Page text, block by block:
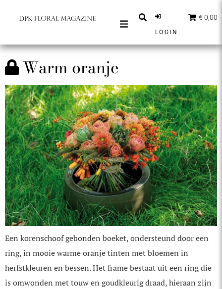
PARTNERS
SHOP
NEDERLANDS
ABONNEER
LOGIN
€ 0,00
Warm oranje
Een korenschoof gebonden boeket, ondersteund door een
ring, in mooie warme oranje tinten met bloemen in
herfstkleuren en bessen. Het frame bestaat uit een ring die
is omwonden met touw en goudkleurig draad, hieraan zijn